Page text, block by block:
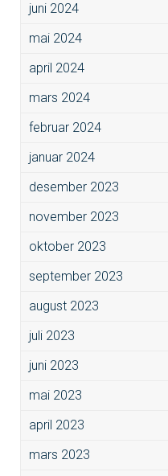
juni 2024
mai 2024
april 2024
mars 2024
februar 2024
januar 2024
desember 2023
november 2023
oktober 2023
september 2023
august 2023
juli 2023
juni 2023
mai 2023
april 2023
mars 2023